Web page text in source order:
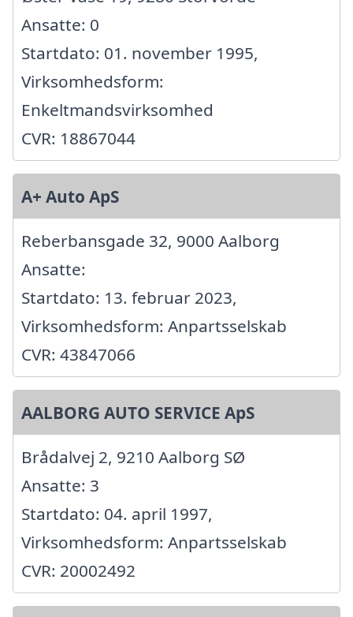
Ansatte: 0
Startdato: 01. november 1995,
Virksomhedsform:
Enkeltmandsvirksomhed
CVR: 18867044
A+ Auto ApS
Reberbansgade 32, 9000 Aalborg
Ansatte:
Startdato: 13. februar 2023,
Virksomhedsform: Anpartsselskab
CVR: 43847066
AALBORG AUTO SERVICE ApS
Brådalvej 2, 9210 Aalborg SØ
Ansatte: 3
Startdato: 04. april 1997,
Virksomhedsform: Anpartsselskab
CVR: 20002492